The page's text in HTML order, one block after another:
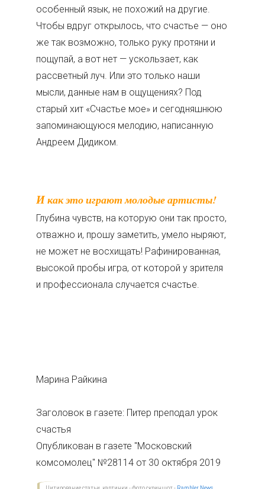
особенный язык, не похожий на другие.
Чтобы вдруг открылось, что счастье — оно
же так возможно, только руку протяни и
пощупай, а вот нет — ускользает, как
рассветный луч. Или это только наши
мысли, данные нам в ощущениях? Под
старый хит «Счастье мое» и сегодняшнюю
запоминающуюся мелодию, написанную
Андреем Дидиком.
И как это играют молодые артисты!
Глубина чувств, на которую они так просто,
отважно и, прошу заметить, умело ныряют,
не может не восхищать! Рафинированная,
высокой пробы игра, от которой у зрителя
и профессионала случается счастье.
Марина Райкина
Заголовок в газете: Питер преподал урок
счастья
Опубликован в газете "Московский
комсомолец" №28114 от 30 октября 2019